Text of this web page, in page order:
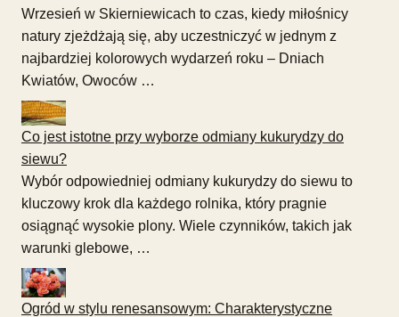
Wrzesień w Skierniewicach to czas, kiedy miłośnicy
natury zjeżdżają się, aby uczestniczyć w jednym z
najbardziej kolorowych wydarzeń roku – Dniach
Kwiatów, Owoców …
Co jest istotne przy wyborze odmiany kukurydzy do
siewu?
Wybór odpowiedniej odmiany kukurydzy do siewu to
kluczowy krok dla każdego rolnika, który pragnie
osiągnąć wysokie plony. Wiele czynników, takich jak
warunki glebowe, …
Ogród w stylu renesansowym: Charakterystyczne